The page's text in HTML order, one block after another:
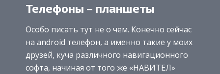
Телефоны – планшеты
Особо писать тут не о чем. Конечно сейчас
на android телефон, а именно такие у моих
друзей, куча различного навигационного
софта, начиная от того же «НАВИТЕЛ»